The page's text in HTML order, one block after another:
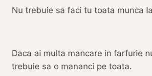
Nu trebuie sa faci tu toata munca
Daca ai multa mancare in farfurie
trebuie sa o mananci pe toata.